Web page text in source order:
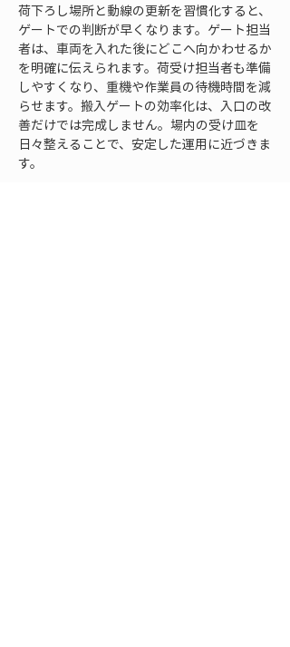
荷下ろし場所と動線の更新を習慣化すると、
ゲートでの判断が早くなります。ゲート担当
者は、車両を入れた後にどこへ向かわせるか
を明確に伝えられます。荷受け担当者も準備
しやすくなり、重機や作業員の待機時間を減
らせます。搬入ゲートの効率化は、入口の改
善だけでは完成しません。場内の受け皿を
日々整えることで、安定した運用に近づきま
す。